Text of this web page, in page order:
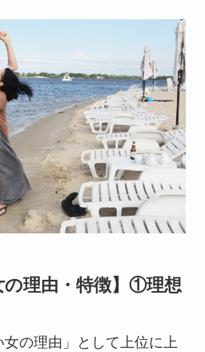
の理由・特徴】①理想
の理由」として上位に上